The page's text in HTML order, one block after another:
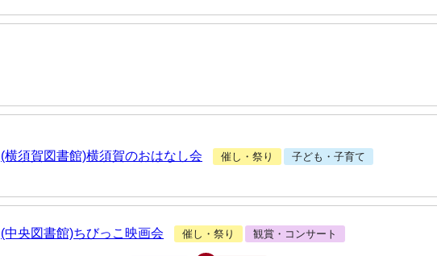
(横須賀図書館)横須賀のおはなし会 催し・祭り 子ども・子育て
(中央図書館)ちびっこ映画会 催し・祭り 観賞・コンサート